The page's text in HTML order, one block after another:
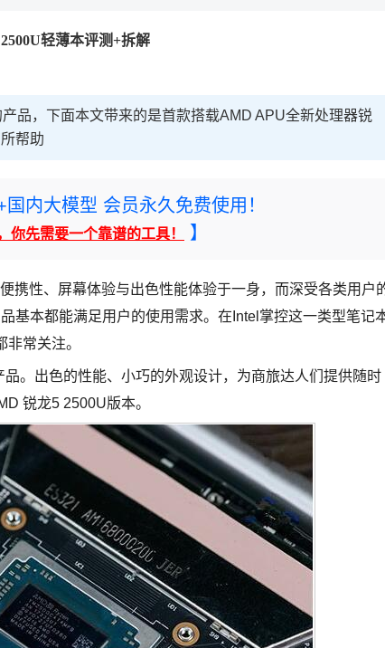
轻薄本评测+拆解
品，下面本文带来的是首款搭载AMD APU全新处理器锐
帮助
内大模型 会员永久免费使用！
你先需要一个靠谱的工具！ 】
携性、屏幕体验与出色性能体验于一身，而深受各类用户
基本都能满足用户的使用需求。在Intel掌控这一类型笔记
常关注。
。出色的性能、小巧的外观设计，为商旅达人们提供随时
锐龙5 2500U版本。